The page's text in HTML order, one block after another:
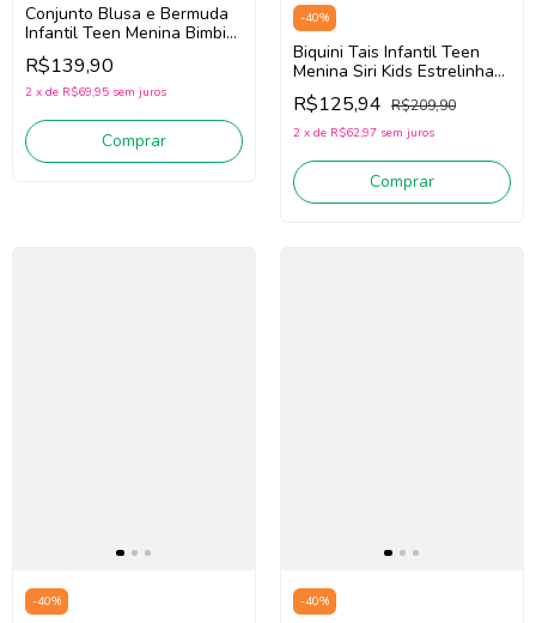
Conjunto Blusa e Bermuda
Infantil Teen Menina Bimbi
Fb121 (Off White/Azul)
R$139,90
2 x de R$69,95 sem juros
Comprar
-40%
Biquini Tais Infantil Teen
Menina Siri Kids Estrelinha
40182 (Verde/Rosa)
R$125,94 R$209,90
2 x de R$62,97 sem juros
Comprar
-40% -40%